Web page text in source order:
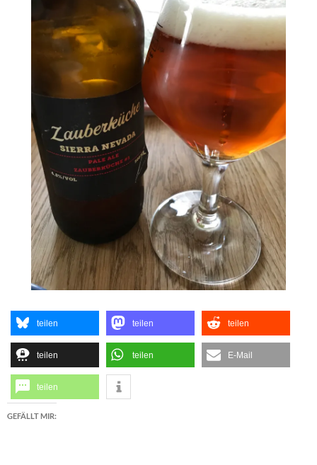
teilen teilen teilen
teilen teilen E-Mail
teilen
GEFÄLLT MIR: